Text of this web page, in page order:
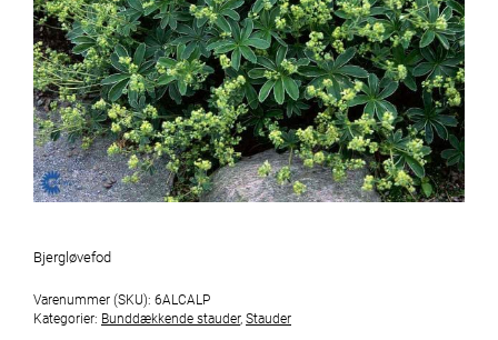
Bjergløvefod
Varenummer (SKU): 6ALCALP
Kategorier: Bunddækkende stauder, Stauder